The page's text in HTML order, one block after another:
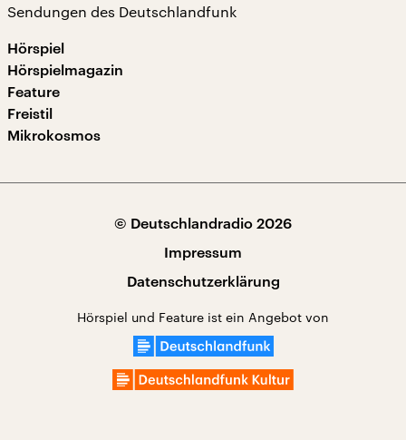
Sendungen des Deutschlandfunk
Hörspiel
Hörspielmagazin
Feature
Freistil
Mikrokosmos
© Deutschlandradio 2026
Impressum
Datenschutzerklärung
Hörspiel und Feature ist ein Angebot von